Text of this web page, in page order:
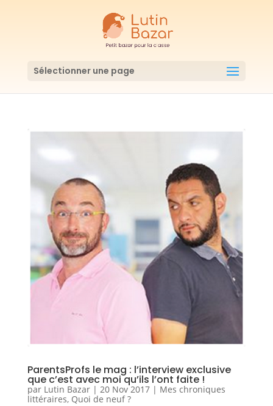
Sélectionner une page
ParentsProfs le mag : l’interview exclusive
que c’est avec moi qu’ils l’ont faite !
par Lutin Bazar| 20 Nov 2017| Mes chroniques
littéraires, Quoi de neuf ?